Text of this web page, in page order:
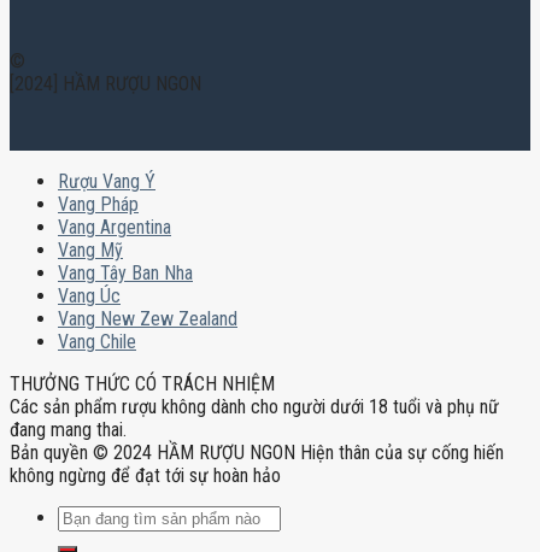
©
[2024] HẦM RƯỢU NGON
Rượu Vang Ý
Vang Pháp
Vang Argentina
Vang Mỹ
Vang Tây Ban Nha
Vang Úc
Vang New Zew Zealand
Vang Chile
THƯỞNG THỨC CÓ TRÁCH NHIỆM
Các sản phẩm rượu không dành cho người dưới 18 tuổi và phụ nữ
đang mang thai.
Bản quyền © 2024 HẦM RƯỢU NGON Hiện thân của sự cống hiến
không ngừng để đạt tới sự hoàn hảo
Tìm
kiếm: